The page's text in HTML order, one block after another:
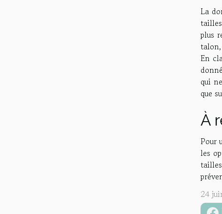
La
plus
En
qui
que
À
Pour
les
24